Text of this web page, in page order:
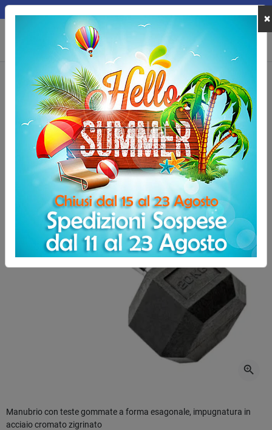
MEPA
Home Allenamento e Fitness Pesi da palestra Manubrio gommato
Manubrio gommato esagonale 20 kg
-20%
zoom_in
Manubrio con teste gommate a forma esagonale, impugnatura in
acciaio cromato zigrinato
×